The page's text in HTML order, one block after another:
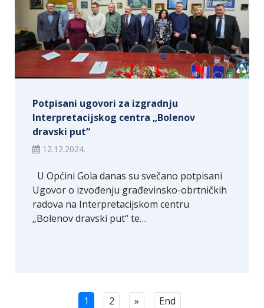
Potpisani ugovori za izgradnju
Interpretacijskog centra „Bolenov
dravski put“
12.12.2024.
U Općini Gola danas su svečano potpisani
Ugovor o izvođenju građevinsko-obrtničkih
radova na Interpretacijskom centru
„Bolenov dravski put“ te…
1 2 »
End